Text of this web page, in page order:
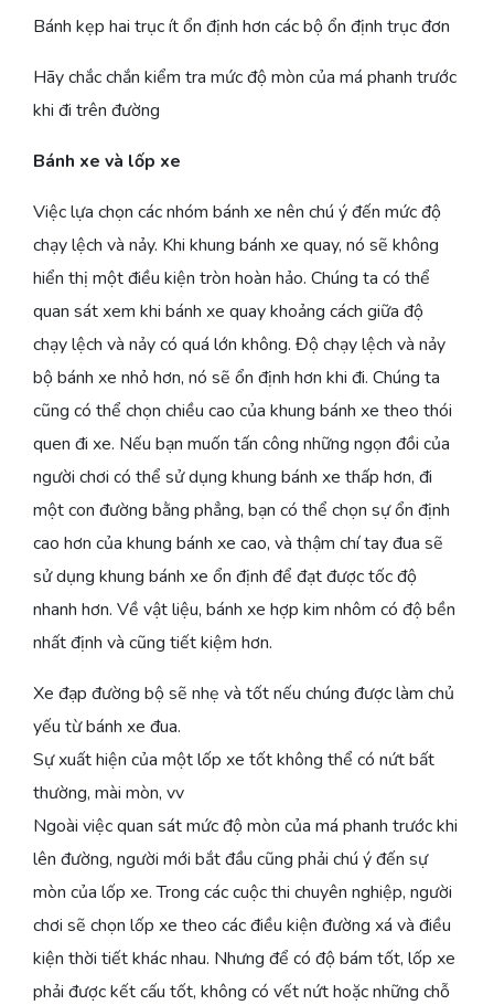
Bánh kẹp hai trục ít ổn định hơn các bộ ổn định trục đơn
Hãy chắc chắn kiểm tra mức độ mòn của má phanh trước
khi đi trên đường
Bánh xe và lốp xe
Việc lựa chọn các nhóm bánh xe nên chú ý đến mức độ
chạy lệch và nảy. Khi khung bánh xe quay, nó sẽ không
hiển thị một điều kiện tròn hoàn hảo. Chúng ta có thể
quan sát xem khi bánh xe quay khoảng cách giữa độ
chạy lệch và nảy có quá lớn không. Độ chạy lệch và nảy
bộ bánh xe nhỏ hơn, nó sẽ ổn định hơn khi đi. Chúng ta
cũng có thể chọn chiều cao của khung bánh xe theo thói
quen đi xe. Nếu bạn muốn tấn công những ngọn đồi của
người chơi có thể sử dụng khung bánh xe thấp hơn, đi
một con đường bằng phẳng, bạn có thể chọn sự ổn định
cao hơn của khung bánh xe cao, và thậm chí tay đua sẽ
sử dụng khung bánh xe ổn định để đạt được tốc độ
nhanh hơn. Về vật liệu, bánh xe hợp kim nhôm có độ bền
nhất định và cũng tiết kiệm hơn.
Xe đạp đường bộ sẽ nhẹ và tốt nếu chúng được làm chủ
yếu từ bánh xe đua.
Sự xuất hiện của một lốp xe tốt không thể có nứt bất
thường, mài mòn, vv
Ngoài việc quan sát mức độ mòn của má phanh trước khi
lên đường, người mới bắt đầu cũng phải chú ý đến sự
mòn của lốp xe. Trong các cuộc thi chuyên nghiệp, người
chơi sẽ chọn lốp xe theo các điều kiện đường xá và điều
kiện thời tiết khác nhau. Nhưng để có độ bám tốt, lốp xe
phải được kết cấu tốt, không có vết nứt hoặc những chỗ